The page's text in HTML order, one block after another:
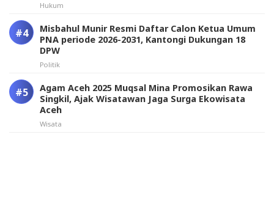
Hukum
Misbahul Munir Resmi Daftar Calon Ketua Umum
PNA periode 2026-2031, Kantongi Dukungan 18
DPW
Politik
Agam Aceh 2025 Muqsal Mina Promosikan Rawa
Singkil, Ajak Wisatawan Jaga Surga Ekowisata
Aceh
Wisata